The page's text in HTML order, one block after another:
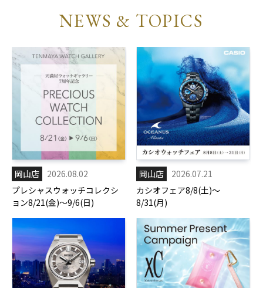
NEWS & TOPICS
岡山店
2026.08.02
プレシャスウォッチコレクシ
ョン8/21(金)～9/6(日)
岡山店
2026.07.21
カシオフェア8/8(土)～
8/31(月)